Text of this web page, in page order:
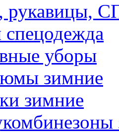
уборы
зимние
зимние